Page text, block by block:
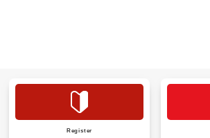
Register